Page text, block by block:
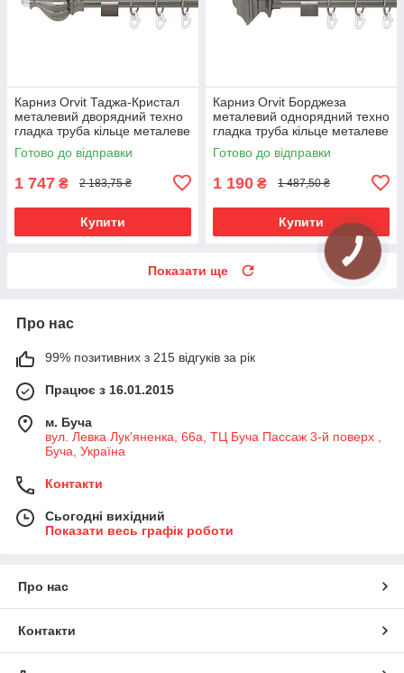
Карниз Orvit Таджа-Кристал
металевий дворядний техно
гладка труба кільце металеве
Нержавіюча Сталь 25\19 мм
240 см (00-00026579)
Готово до відправки
1 747 ₴ 2 183,75 ₴
Купити
Карниз Orvit Борджеза
металевий однорядний техно
гладка труба кільце металеве
Нержавіюча Сталь 25 мм 240
см (00-00026475)
Готово до відправки
1 190 ₴ 1 487,50 ₴
Купити
Показати ще
Про нас
99% позитивних з 215 відгуків за рік
Працює з 16.01.2015
м. Буча
вул. Левка Лук'яненка, 66а, ТЦ Буча Пассаж 3-й поверх ,
Буча, Україна
Контакти
Сьогодні вихідний
Показати весь графік роботи
Про нас
Контакти